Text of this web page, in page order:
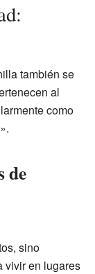
también se
al
como
de
sino
vivir en lugares